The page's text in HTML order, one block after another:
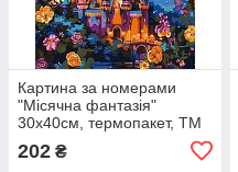
Картина за номерами
"Місячна фантазія"
30х40см, термопакет, ТМ
202 ₴